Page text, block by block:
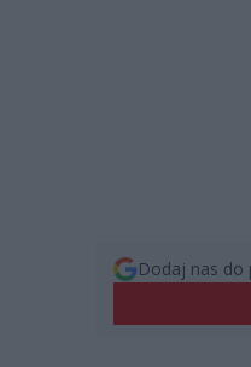
Dodaj nas do